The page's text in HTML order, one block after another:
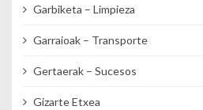
Garbiketa – Limpieza
Garraioak – Transporte
Gertaerak – Sucesos
Gizarte Etxea